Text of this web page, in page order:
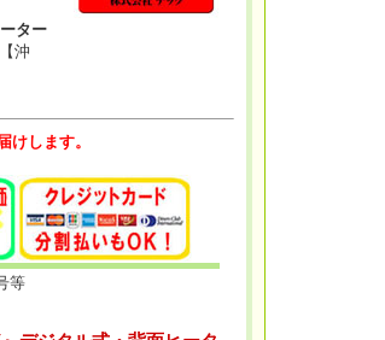
ター
沖
します。
等